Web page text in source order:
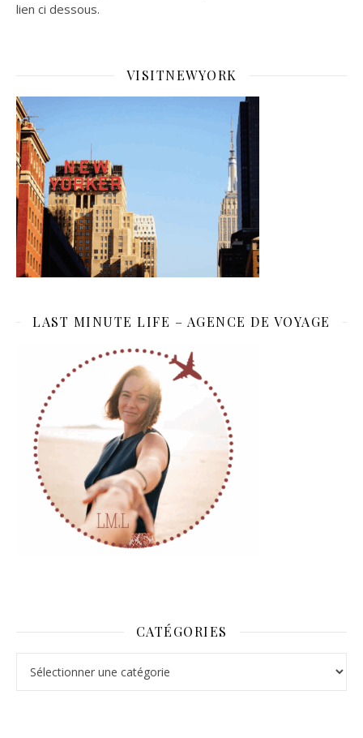
lien ci dessous.
VISITNEWYORK
LAST MINUTE LIFE – AGENCE DE VOYAGE
CATÉGORIES